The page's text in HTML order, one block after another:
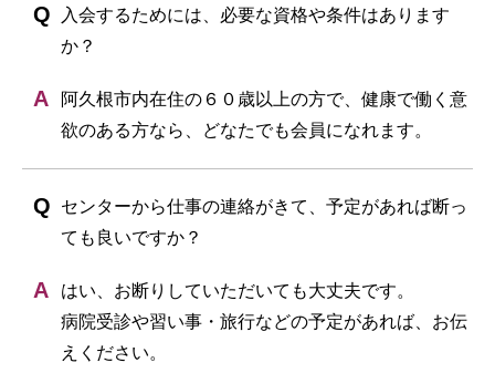
入会するためには、必要な資格や条件はあります
か？
阿久根市内在住の６０歳以上の方で、健康で働く意
欲のある方なら、どなたでも会員になれます。
センターから仕事の連絡がきて、予定があれば断っ
ても良いですか？
はい、お断りしていただいても大丈夫です。
病院受診や習い事・旅行などの予定があれば、お伝
えください。